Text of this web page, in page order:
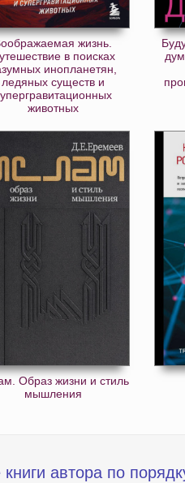
жизнь.
в поисках
инопланетян,
ледяных существ и
животных
Образ жизни и стиль
мышления
автора по